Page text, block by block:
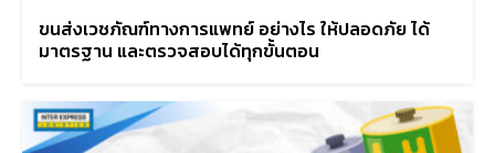
ขนส่งเวชภัณฑ์ทางการแพทย์ อย่างไร ให้ปลอดภัย ได้
มาตรฐาน และตรวจสอบได้ทุกขั้นตอน